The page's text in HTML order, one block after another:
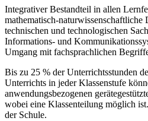
Integrativer Bestandteil in allen
mathematisch-naturwissenschaftliche
technischen und technologischen
Informations- und
Umgang mit fachsprachlichen
Bis zu 25 % der Unterrichtsstunden
Unterrichts in jeder Klassenstufe
anwendungsbezogenen
wobei eine Klassenteilung möglich
der Schule.